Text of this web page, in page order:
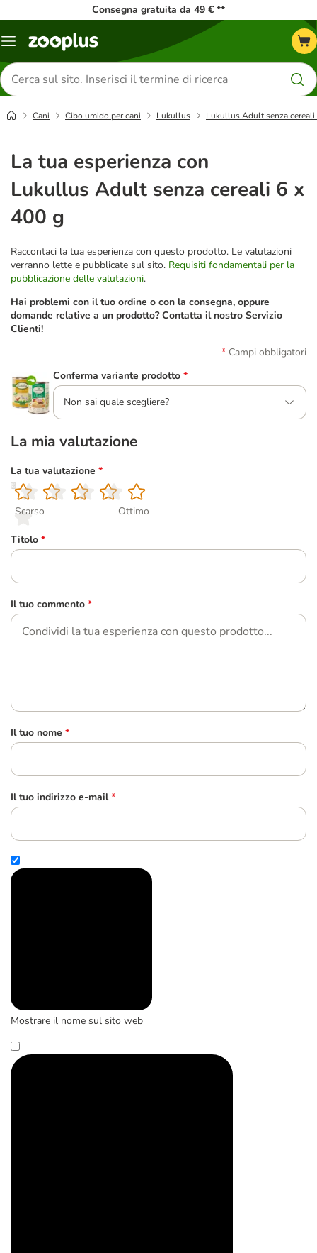
Consegna gratuita da 49 € **
Overview
Cerca
prodotti
Cani Cibo umido per cani Lukullus Lukullus Adult senza cereali
La tua esperienza con
Lukullus Adult senza cereali 6 x
400 g
Raccontaci la tua esperienza con questo prodotto. Le valutazioni
verranno lette e pubblicate sul sito. Requisiti fondamentali per la
pubblicazione delle valutazioni.
Hai problemi con il tuo ordine o con la consegna, oppure
domande relative a un prodotto? Contatta il nostro Servizio
Clienti!
Campi obbligatori
Conferma variante prodotto *
Non sai quale scegliere?
La mia valutazione
La tua valutazione *
1
Scarso
2
3
4
5
Ottimo
Titolo *
Il tuo commento *
Il tuo nome *
Il tuo indirizzo e-mail *
Mostrare il nome sul sito web